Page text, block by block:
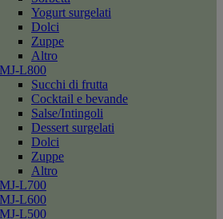
Yogurt surgelati
Dolci
Zuppe
Altro
MJ-L800
Succhi di frutta
Cocktail e bevande
Salse/Intingoli
Dessert surgelati
Dolci
Zuppe
Altro
MJ-L700
MJ-L600
MJ-L500